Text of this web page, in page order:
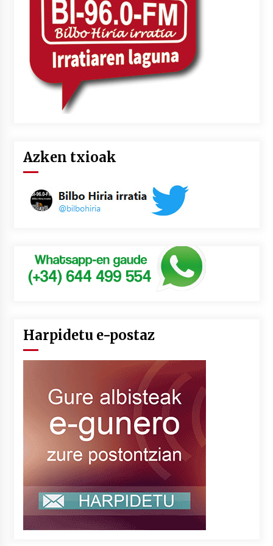
2026/07/03
MUSIBLA #297: Bide, Boards Of Canada, Somak,
Tiga, Twisted Teens, Underscores, Habia
2026/07/02
Azken txioak
Harpidetu e-postaz